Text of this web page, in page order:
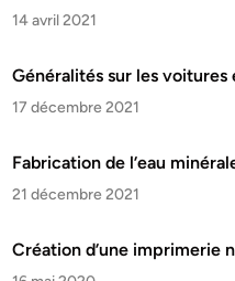
14 avril 2021
Généralités sur les voitures
17 décembre 2021
Fabrication de l’eau
21 décembre 2021
Création d’une imprimerie